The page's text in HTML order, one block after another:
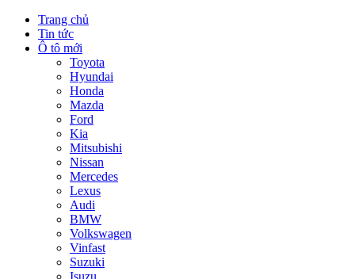
Trang chủ
Tin tức
Ô tô mới
Toyota
Hyundai
Honda
Mazda
Ford
Kia
Mitsubishi
Nissan
Mercedes
Lexus
Audi
BMW
Volkswagen
Vinfast
Suzuki
Isuzu